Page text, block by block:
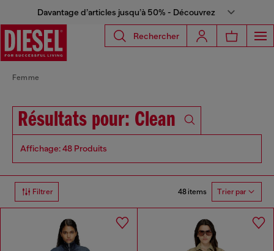
Davantage d’articles jusqu’à 50% - Découvrez
Rechercher
Femme
Résultats pour: Clean
Affichage: 48 Produits
Filtrer 48 items Trier par